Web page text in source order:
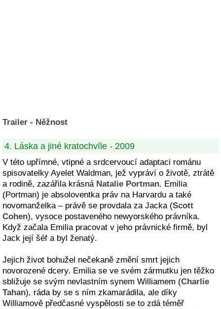
Trailer - Něžnost
4. Láska a jiné kratochvíle - 2009
V této upřímné, vtipné a srdcervoucí adaptaci románu
spisovatelky Ayelet Waldman, jež vypráví o životě, ztrátě
a rodině, zazářila krásná Natalie Portman. Emilia
(Portman) je absoloventka práv na Harvardu a také
novomanželka – právě se provdala za Jacka (Scott
Cohen), vysoce postaveného newyorského právníka.
Když začala Emilia pracovat v jeho právnické firmě, byl
Jack její šéf a byl ženatý.
Jejich život bohužel nečekaně změní smrt jejich
novorozené dcery. Emilia se ve svém zármutku jen těžko
sbližuje se svým nevlastním synem Williamem (Charlie
Tahan), ráda by se s ním zkamarádila, ale díky
Williamově předčasné vyspělosti se to zdá téměř